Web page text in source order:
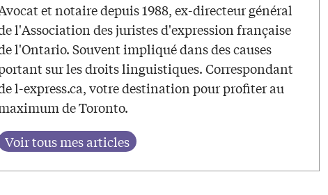
et notaire depuis 1988, ex-directeur général
l'Association des juristes d'expression française
l'Ontario. Souvent impliqué dans des causes
sur les droits linguistiques. Correspondant
l-express.ca, votre destination pour profiter au
de Toronto.